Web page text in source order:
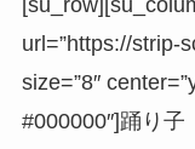
url=”https://strip-
size=”8″
#000000″]踊り